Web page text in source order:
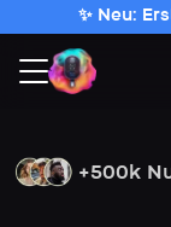
✨ Neu:
+500k